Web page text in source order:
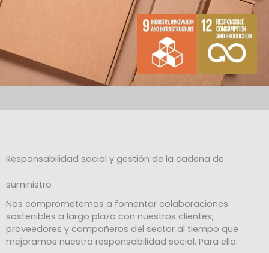
Responsabilidad social y gestión de la cadena de
suministro
Nos comprometemos a fomentar colaboraciones
sostenibles a largo plazo con nuestros clientes,
proveedores y compañeros del sector al tiempo que
mejoramos nuestra responsabilidad social. Para ello: